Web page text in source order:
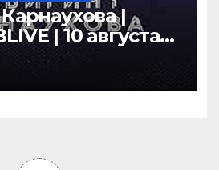
|
| 10 августа